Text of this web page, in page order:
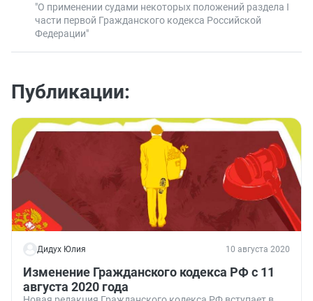
"О применении судами некоторых положений раздела I
части первой Гражданского кодекса Российской
Федерации"
Публикации:
Дидух Юлия 10 августа 2020
Изменение Гражданского кодекса РФ с 11
августа 2020 года